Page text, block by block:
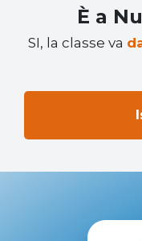
È a
SI, la classe va